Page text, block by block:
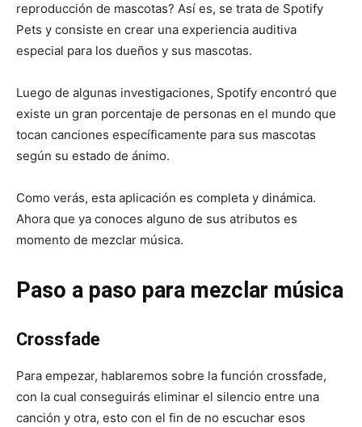
reproducción de mascotas? Así es, se trata de Spotify
Pets y consiste en crear una experiencia auditiva
especial para los dueños y sus mascotas.
Luego de algunas investigaciones, Spotify encontró que
existe un gran porcentaje de personas en el mundo que
tocan canciones específicamente para sus mascotas
según su estado de ánimo.
Como verás, esta aplicación es completa y dinámica.
Ahora que ya conoces alguno de sus atributos es
momento de mezclar música.
Paso a paso para mezclar música
Crossfade
Para empezar, hablaremos sobre la función crossfade,
con la cual conseguirás eliminar el silencio entre una
canción y otra, esto con el fin de no escuchar esos